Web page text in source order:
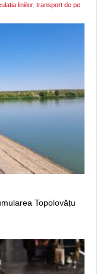
liniilor, transport de pe
Topolovățu